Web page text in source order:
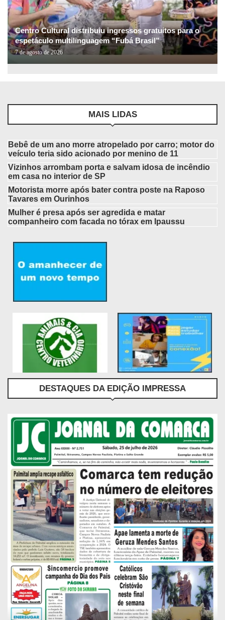
Centro Cultural distribuiu ingressos gratuitos para o
espetáculo multilinguagem “Fubá Brasil”
7 de agosto de 2026
MAIS LIDAS
Bebê de um ano morre atropelado por carro; motor do
veículo teria sido acionado por menino de 11
Vizinhos arrombam porta e salvam idosa de incêndio
em casa no interior de SP
Motorista morre após bater contra poste na Raposo
Tavares em Ourinhos
Mulher é presa após ser agredida e matar
companheiro com facada no tórax em Ipaussu
DESTAQUES DA EDIÇÃO IMPRESSA